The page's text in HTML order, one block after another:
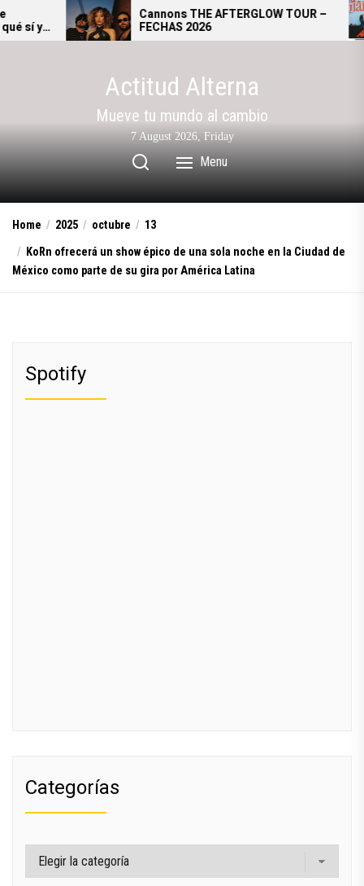
Skip
to
Cannons THE AFTERGLOW TOUR –
FECHAS 2026 se
Actitud Alterna
Mueve tu mundo al cambio
7 August 2026, Friday
Menu
Home 2025 octubre
13
KoRn ofrecerá un show épico de una sola noche en la Ciudad de
México como parte de su gira por América Latina
Spotify
Categorías
Categorías